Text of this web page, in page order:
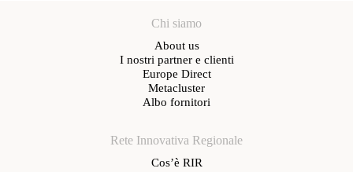
Chi siamo
About us
I nostri partner e clienti
Europe Direct
Metacluster
Albo fornitori
Rete Innovativa Regionale
Cos’è RIR